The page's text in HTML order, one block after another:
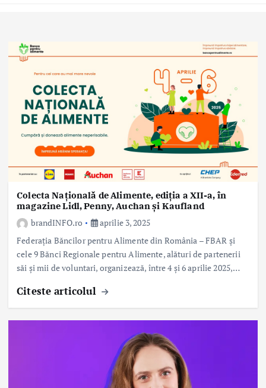
Colecta Națională de Alimente, ediția a XII-a, în
magazine Lidl, Penny, Auchan și Kaufland
brandINFO.ro
aprilie 3, 2025
Federația Băncilor pentru Alimente din România – FBAR și
cele 9 Bănci Regionale pentru Alimente, alături de partenerii
săi și mii de voluntari, organizează, între 4 și 6 aprilie 2025,…
Citeste articolul